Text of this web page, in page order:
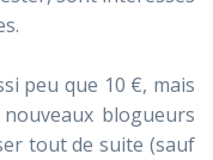
peu que 10 €, mais
blogueurs
tout de suite (sauf